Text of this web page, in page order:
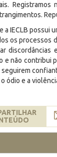
Registramos
a IECLB possui
os processos
discordâncias
e não contribui
seguirem
ódio e a